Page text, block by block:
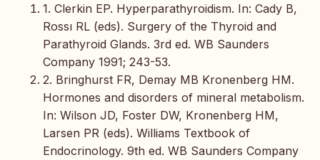
1. Clerkin EP. Hyperparathyroidism. In: Cady B,
Rossı RL (eds). Surgery of the Thyroid and
Parathyroid Glands. 3rd ed. WB Saunders
Company 1991; 243-53.
2. Bringhurst FR, Demay MB Kronenberg HM.
Hormones and disorders of mineral metabolism.
In: Wilson JD, Foster DW, Kronenberg HM,
Larsen PR (eds). Williams Textbook of
Endocrinology. 9th ed. WB Saunders Company